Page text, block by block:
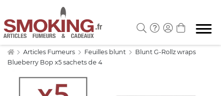
Articles Fumeurs Feuilles blunt
Blunt G-Rollz wraps
Blueberry Bop x5 sachets de 4